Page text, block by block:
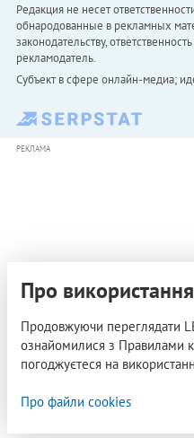
Редакция не несет
обнародованные в рекламных
законодательству,
рекламодатель.
Субъект в сфере онлайн-медиа;
РЕКЛАМА
Про
Продовжуючи переглядати
ознайомилися з Правилами
погоджуєтеся на
Про файли cookies